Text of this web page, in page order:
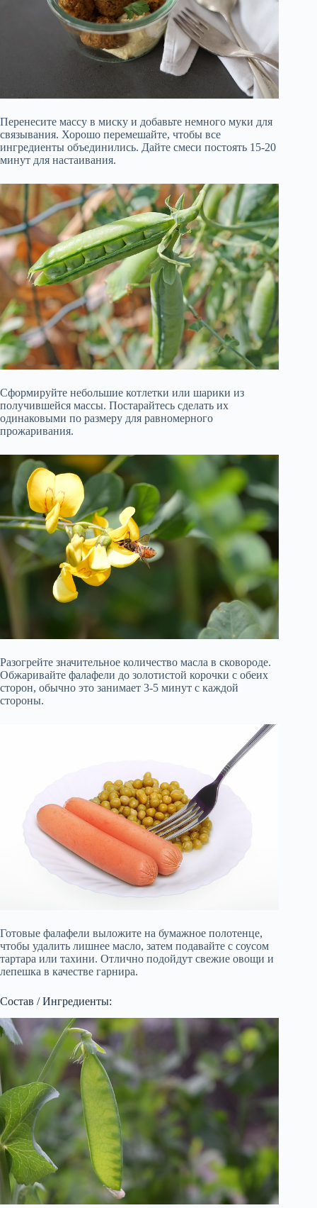
Перенесите массу в миску и добавьте немного муки для
связывания. Хорошо перемешайте, чтобы все
ингредиенты объединились. Дайте смеси постоять 15-20
минут для настаивания.
Сформируйте небольшие котлетки или шарики из
получившейся массы. Постарайтесь сделать их
одинаковыми по размеру для равномерного
прожаривания.
Разогрейте значительное количество масла в сковороде.
Обжаривайте фалафели до золотистой корочки с обеих
сторон, обычно это занимает 3-5 минут с каждой
стороны.
Готовые фалафели выложите на бумажное полотенце,
чтобы удалить лишнее масло, затем подавайте с соусом
тартара или тахини. Отлично подойдут свежие овощи и
лепешка в качестве гарнира.
Состав / Ингредиенты: